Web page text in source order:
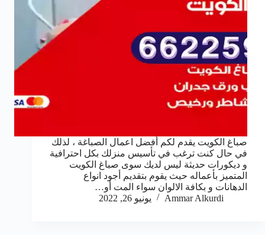
صباغ الكويت يقدم لكم أفضل اعمال الصباغة ، لذلك
في حال كنت ترغب في تأسيس منزلك بكل احترافية
و ديكورات حديثة ليس لديك سوى صباغ الكويت
المتميز بأعماله حيث يقوم بتقديم أجود انواع
الدهانات و بكافة الالوان سواء المت أو…
Ammar Alkurdi
يونيو 26, 2022